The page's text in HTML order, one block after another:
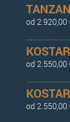
od 2.920,00
od 2.550,00
od 2.550,00